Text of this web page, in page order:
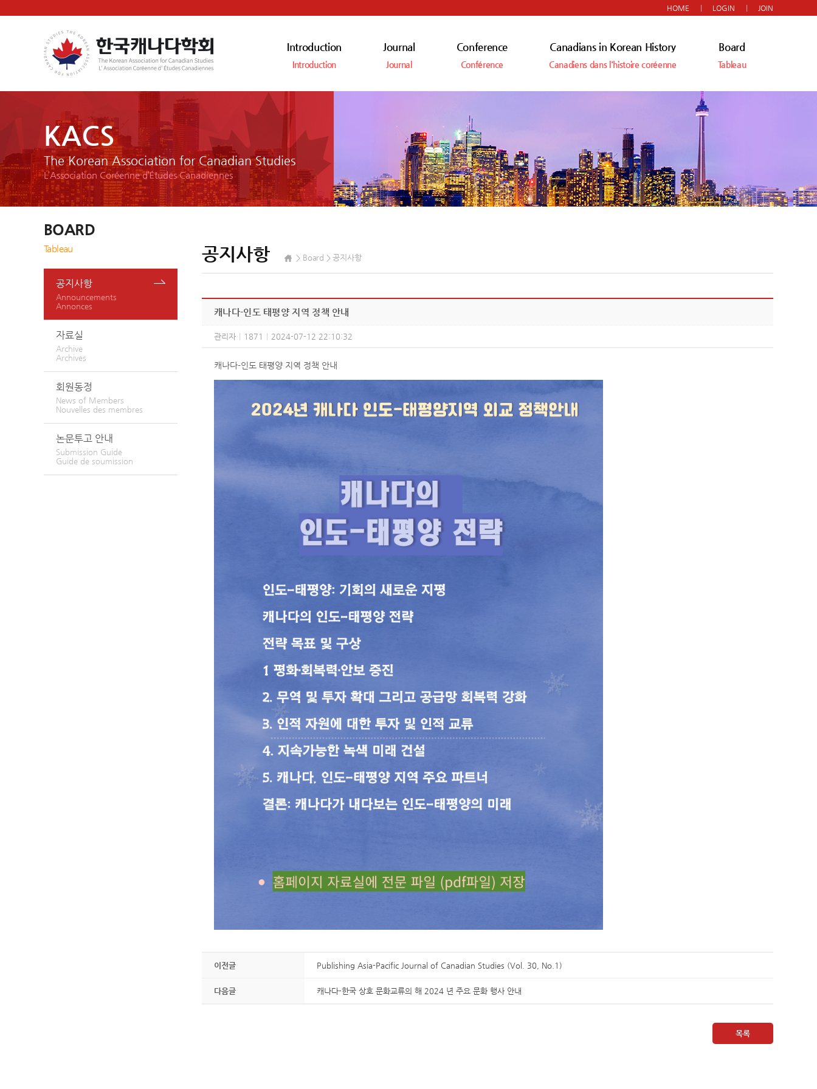
HOME LOGIN JOIN
Introduction
Introduction
Journal
Journal
Conference
Conférence
Canadians in Korean History
Canadiens dans l'histoire coréenne
Board
Tableau
KACS
The Korean Association for Canadian Studies
L’Association Coréenne d’Études Canadiennes
BOARD
Tableau
공지사항
Announcements
Annonces
자료실
Archive
Archives
회원동정
News of Members
Nouvelles des membres
논문투고 안내
Submission Guide
Guide de soumission
공지사항 Board 공지사항
캐나다-인도 태평양 지역 정책 안내
관리자 1871 2024-07-12 22:10:32
캐나다-인도 태평양 지역 정책 안내
이전글 Publishing Asia-Pacific Journal of Canadian Studies (Vol. 30, No.1)
다음글 캐나다-한국 상호 문화교류의 해 2024 년 주요 문화 행사 안내
목록